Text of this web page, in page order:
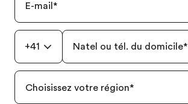
E-mail *
+41 Natel ou tél. du domicile*
Choisissez votre région*